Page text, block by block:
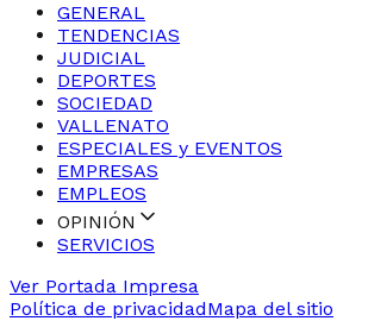
GENERAL
TENDENCIAS
JUDICIAL
DEPORTES
SOCIEDAD
VALLENATO
ESPECIALES y EVENTOS
EMPRESAS
EMPLEOS
OPINIÓN
SERVICIOS
Ver Portada Impresa
Política de privacidadMapa del sitio